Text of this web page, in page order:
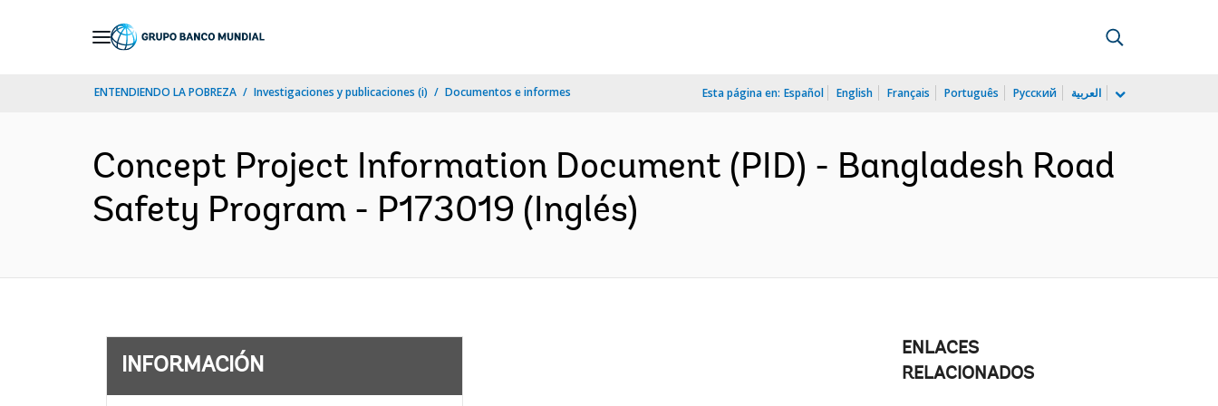
ENTENDIENDO LA POBREZA Investigaciones y publicaciones (i) Documentos e informes Esta página en: Español English Français Português Русский العربية
Concept Project Information Document (PID) - Bangladesh Road
Safety Program - P173019 (Inglés)
INFORMACIÓN
ENLACES
RELACIONADOS